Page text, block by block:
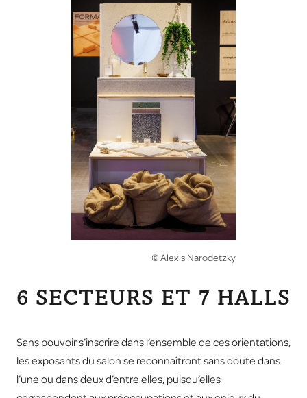
© Alexis Narodetzky
6 SECTEURS ET 7 HALLS
Sans pouvoir s’inscrire dans l’ensemble de ces orientations,
les exposants du salon se reconnaîtront sans doute dans
l’une ou dans deux d’entre elles, puisqu’elles